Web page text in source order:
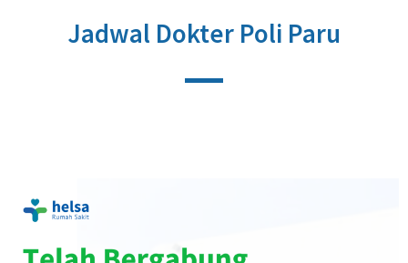
Jadwal Dokter Poli Paru